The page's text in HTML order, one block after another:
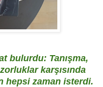
bulurdu: Tanışma,
karşısında
hepsi zaman isterdi.